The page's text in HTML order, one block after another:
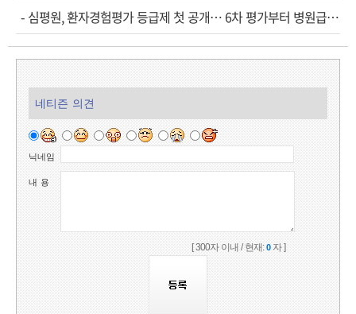
- 심평원, 환자경험평가 등급제 첫 공개… 6차 평가부터 병원급으로 확대
네티즌 의견
닉네임
내 용
[ 300자 이내 / 현재:0자 ]